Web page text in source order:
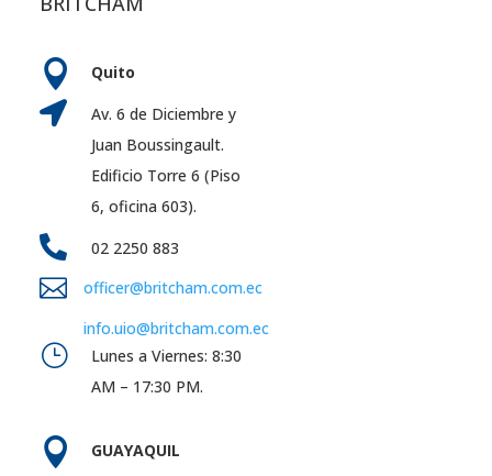
 Quito

Av. 6 de Diciembre y
Juan Boussingault.
Edificio Torre 6 (Piso
6, oficina 603).
 02 2250 883

officer@britcham.com.ec
info.uio@britcham.com.ec
}
Lunes a Viernes: 8:30
AM – 17:30 PM.
 GUAYAQUIL